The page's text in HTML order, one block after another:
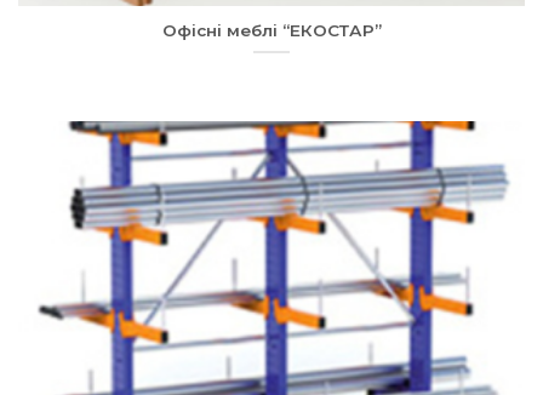
Офісні меблі “ЕКОСТАР”